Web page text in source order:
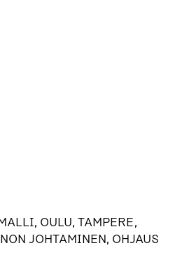
OULU, TAMPERE,
JOHTAMINEN, OHJAUS